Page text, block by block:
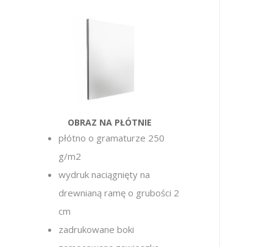
OBRAZ NA PŁÓTNIE
płótno o gramaturze 250
g/m2
wydruk naciągnięty na
drewnianą ramę o grubości 2
cm
zadrukowane boki